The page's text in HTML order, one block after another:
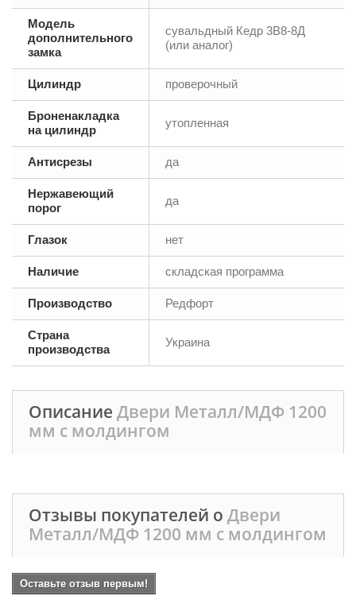
Модель
дополнительного
замка
сувальдный Кедр 3В8-8Д
(или аналог)
Цилиндр проверочный
Броненакладка
на цилиндр
утопленная
Антисрезы да
Нержавеющий
порог
да
Глазок нет
Наличие складская программа
Производство Редфорт
Страна
производства
Украина
Описание Двери Металл/МДФ 1200
мм с молдингом
Отзывы покупателей о Двери
Металл/МДФ 1200 мм с молдингом
Оставьте отзыв первым!